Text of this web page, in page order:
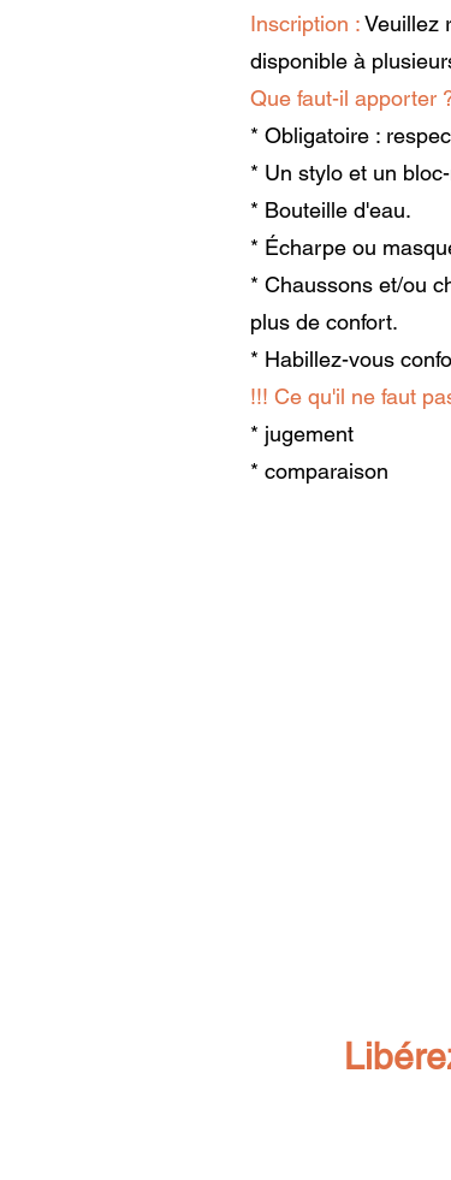
Inscription :Veuillez
disponible à
Que faut-il apporter
* Obligatoire :
* Un stylo et un
* Bouteille d'eau.
* Écharpe ou
* Chaussons et/ou
plus de confort.
* Habillez-vous
!!! Ce qu'il ne faut
* jugement
* comparaison